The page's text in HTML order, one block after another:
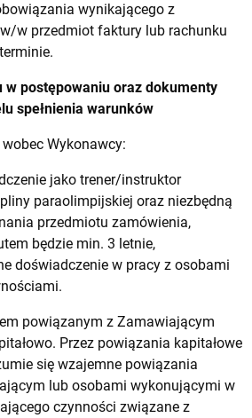
wynikającego z
w przedmiot faktury lub rachunku
w postępowaniu oraz dokumenty
spełnienia warunków
Wykonawcy:
jako trener/instruktor
paraolimpijskiej oraz niezbędną
przedmiotu zamówienia,
będzie min. 3 letnie,
doświadczenie w pracy z osobami
powiązanym z Zamawiającym
Przez powiązania kapitałowe
się wzajemne powiązania
lub osobami wykonującymi w
czynności związane z